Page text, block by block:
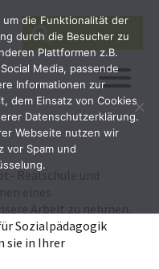
Search
for:
SEARCH
Realschule und
eines
Sozialpädagogik
sie in Ihrer
die Funktionalität der
durch die Besucher zu
Plattformen z.B.
Media, passende
Informationen zur
dem Einsatz von Cookies
Datenschutzerklärung.
Webseite nutzen wir
vor Spam und